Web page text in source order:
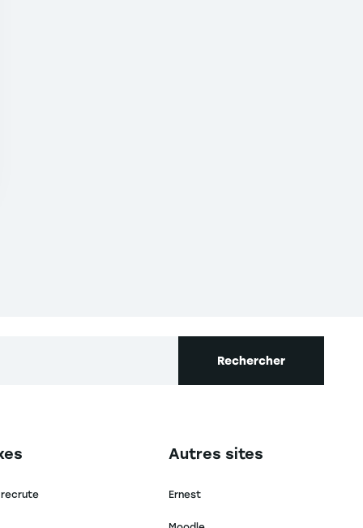
Rechercher
footer
recrute
Navigation tertiaire footer
Autres sites
Ernest